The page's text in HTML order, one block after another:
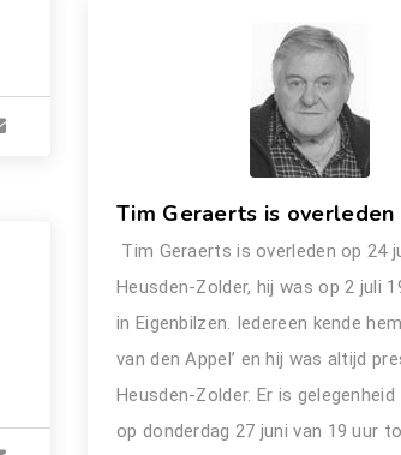
Tim Geraerts is overleden
Tim Geraerts is overleden op 24
Heusden-Zolder, hij was op 2 juli
in Eigenbilzen. Iedereen kende
van den Appel’ en hij was altijd
Heusden-Zolder. Er is
op donderdag 27 juni van 19 uur